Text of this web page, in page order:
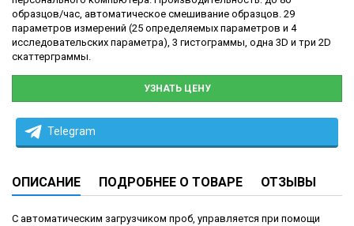
образцов/час, автоматическое смешивание образцов. 29
параметров измерений (25 определяемых параметров и 4
исследовательских параметра), 3 гистограммы, одна 3D и три 2D
скаттерграммы.
УЗНАТЬ ЦЕНУ
Telegram
ОПИСАНИЕ ПОДРОБНЕЕ О ТОВАРЕ ОТЗЫВЫ
С автоматическим загрузчиком проб, управляется при помощи